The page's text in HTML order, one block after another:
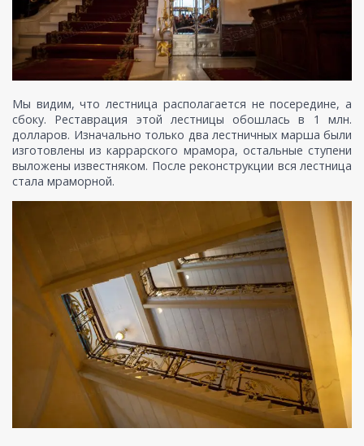
Мы видим, что лестница располагается не посередине, а
сбоку. Реставрация этой лестницы обошлась в 1 млн.
долларов. Изначально только два лестничных марша были
изготовлены из каррарского мрамора, остальные ступени
выложены известняком. После реконструкции вся лестница
стала мраморной.